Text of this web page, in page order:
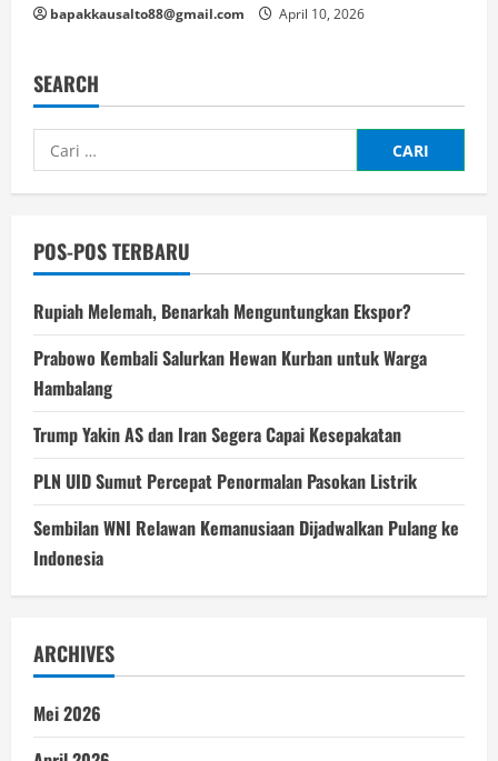
bapakkausalto88@gmail.com April 10, 2026
SEARCH
Cari
untuk:
POS-POS TERBARU
Rupiah Melemah, Benarkah Menguntungkan Ekspor?
Prabowo Kembali Salurkan Hewan Kurban untuk Warga
Hambalang
Trump Yakin AS dan Iran Segera Capai Kesepakatan
PLN UID Sumut Percepat Penormalan Pasokan Listrik
Sembilan WNI Relawan Kemanusiaan Dijadwalkan Pulang ke
Indonesia
ARCHIVES
Mei 2026